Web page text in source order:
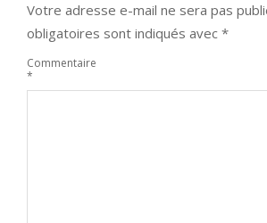
Votre adresse e-mail ne sera pas
obligatoires sont indiqués avec *
Commentaire
*